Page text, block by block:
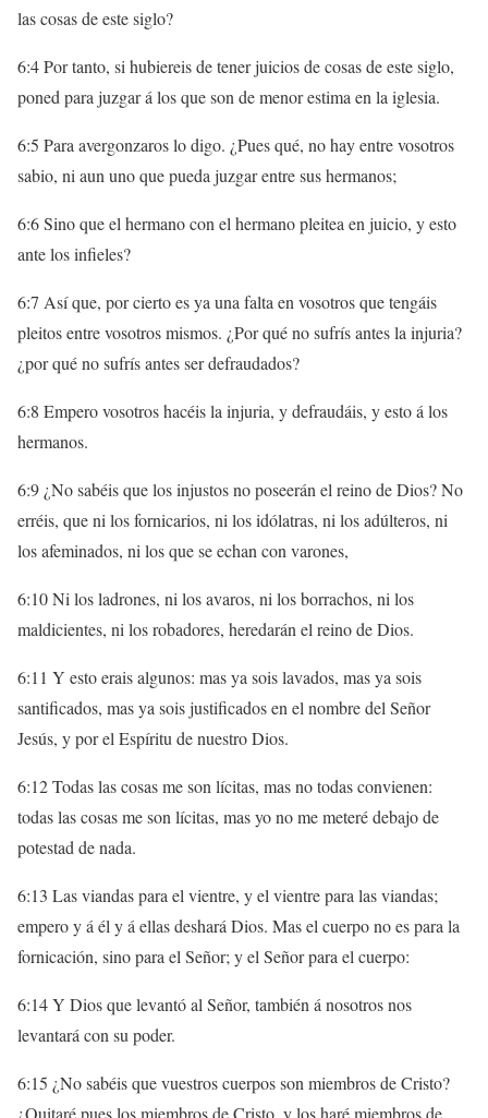
las cosas de este siglo?
6:4 Por tanto, si hubiereis de tener juicios de cosas de este siglo,
poned para juzgar á los que son de menor estima en la iglesia.
6:5 Para avergonzaros lo digo. ¿Pues qué, no hay entre vosotros
sabio, ni aun uno que pueda juzgar entre sus hermanos;
6:6 Sino que el hermano con el hermano pleitea en juicio, y esto
ante los infieles?
6:7 Así que, por cierto es ya una falta en vosotros que tengáis
pleitos entre vosotros mismos. ¿Por qué no sufrís antes la injuria?
¿por qué no sufrís antes ser defraudados?
6:8 Empero vosotros hacéis la injuria, y defraudáis, y esto á los
hermanos.
6:9 ¿No sabéis que los injustos no poseerán el reino de Dios? No
erréis, que ni los fornicarios, ni los idólatras, ni los adúlteros, ni
los afeminados, ni los que se echan con varones,
6:10 Ni los ladrones, ni los avaros, ni los borrachos, ni los
maldicientes, ni los robadores, heredarán el reino de Dios.
6:11 Y esto erais algunos: mas ya sois lavados, mas ya sois
santificados, mas ya sois justificados en el nombre del Señor
Jesús, y por el Espíritu de nuestro Dios.
6:12 Todas las cosas me son lícitas, mas no todas convienen:
todas las cosas me son lícitas, mas yo no me meteré debajo de
potestad de nada.
6:13 Las viandas para el vientre, y el vientre para las viandas;
empero y á él y á ellas deshará Dios. Mas el cuerpo no es para la
fornicación, sino para el Señor; y el Señor para el cuerpo:
6:14 Y Dios que levantó al Señor, también á nosotros nos
levantará con su poder.
6:15 ¿No sabéis que vuestros cuerpos son miembros de Cristo?
¿Quitaré pues los miembros de Cristo, y los haré miembros de